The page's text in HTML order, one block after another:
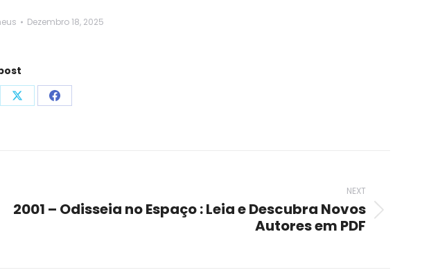
Dezembro 18, 2025
Share Share
NEXT
Next
2001 – Odisseia no Espaço : Leia e Descubra Novos
Autores em PDF